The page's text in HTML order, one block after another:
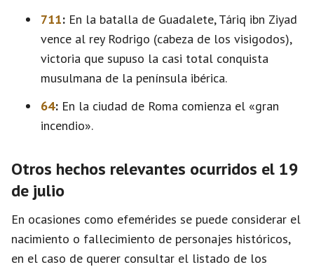
711: En la batalla de Guadalete, Táriq ibn Ziyad
vence al rey Rodrigo (cabeza de los visigodos),
victoria que supuso la casi total conquista
musulmana de la península ibérica.
64: En la ciudad de Roma comienza el «gran
incendio».
Otros hechos relevantes ocurridos el 19
de julio
En ocasiones como efemérides se puede considerar el
nacimiento o fallecimiento de personajes históricos,
en el caso de querer consultar el listado de los